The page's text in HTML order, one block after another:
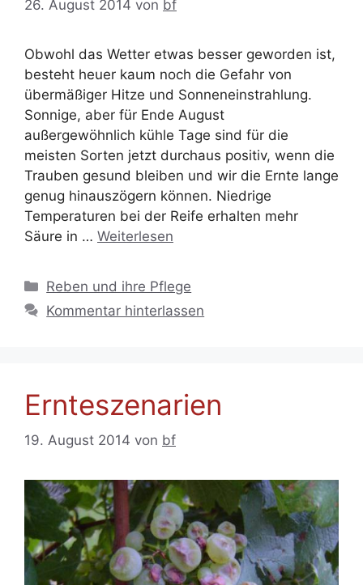
26. August 2014 von bf
Obwohl das Wetter etwas besser geworden ist,
besteht heuer kaum noch die Gefahr von
übermäßiger Hitze und Sonneneinstrahlung.
Sonnige, aber für Ende August
außergewöhnlich kühle Tage sind für die
meisten Sorten jetzt durchaus positiv, wenn die
Trauben gesund bleiben und wir die Ernte lange
genug hinauszögern können. Niedrige
Temperaturen bei der Reife erhalten mehr
Säure in … Weiterlesen
Kategorien
Reben und ihre Pflege
Kommentar hinterlassen
Ernteszenarien
19. August 2014 von bf